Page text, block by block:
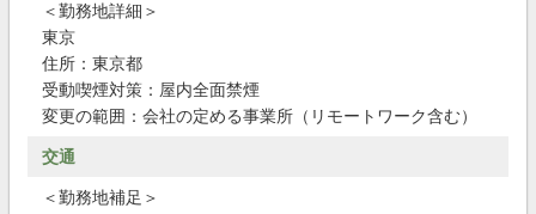
＜勤務地詳細＞
東京
住所：東京都
受動喫煙対策：屋内全面禁煙
変更の範囲：会社の定める事業所（リモートワーク含む）
交通
＜勤務地補足＞